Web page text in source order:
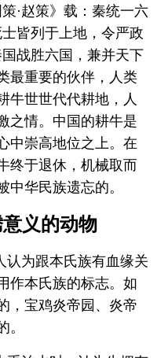
·赵策》载：秦统一六
皆列于上地，令严政
战胜六国，兼并天下
最重要的伙伴，人类
牛世世代代耕地，人
之情。中国的耕牛是
中崇高地位之上。在
终于退休，机械取而
中华民族遗忘的。
义的动物
认为跟本氏族有血缘关
作本氏族的标志。如
，宝鸡炎帝园、炎帝
。